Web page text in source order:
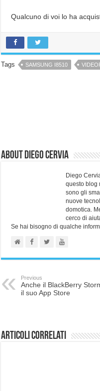
Qualcuno di voi lo ha
Tags SAMSUNG I8510
About Diego Cervia
Diego
questo blog
sono gli
nuove
domotica.
cerco di
Se hai bisogno di qualche
Previous
Anche il BlackBerry
il suo App Store
Articoli correlati